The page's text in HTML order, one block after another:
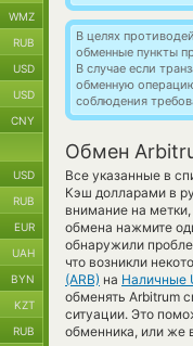
В целях
обменные пункты
В случае если
обменную
соблюдения
Обмен
Все указанные в
Кэш долларами в
внимание на
обмена нажмите
обнаружили
что возникли
(ARB) на Наличные
обменять Arbitrum
ситуации. Это
обменника, или же
WMZ
RUB
USD
USD
CNY
USD
RUB
EUR
UAH
BYN
KZT
RUB